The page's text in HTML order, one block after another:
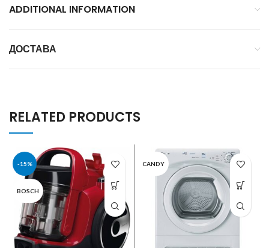
ADDITIONAL INFORMATION
ДОСТАВА
RELATED PRODUCTS
-15%
BOSCH
CANDY